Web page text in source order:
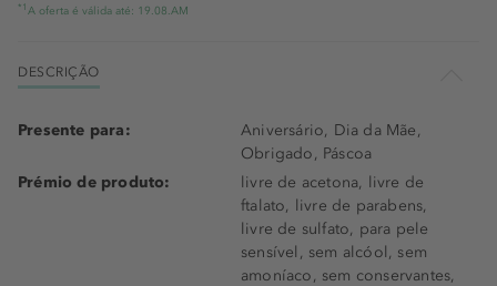
*1 A oferta é válida até: 19.08.AM
DESCRIÇÃO
Presente para:
Aniversário, Dia da Mãe,
Obrigado, Páscoa
Prémio de produto:
livre de acetona, livre de
ftalato, livre de parabens,
livre de sulfato, para pele
sensível, sem alcóol, sem
amoníaco, sem conservantes,